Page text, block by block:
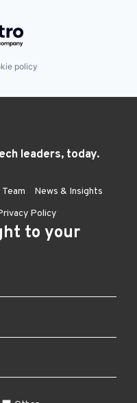
Getro.com
policy
leaders, today.
News & Insights
Policy
to your